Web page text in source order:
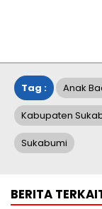
Tag : Anak
Kabupaten
Sukabumi
BERITA